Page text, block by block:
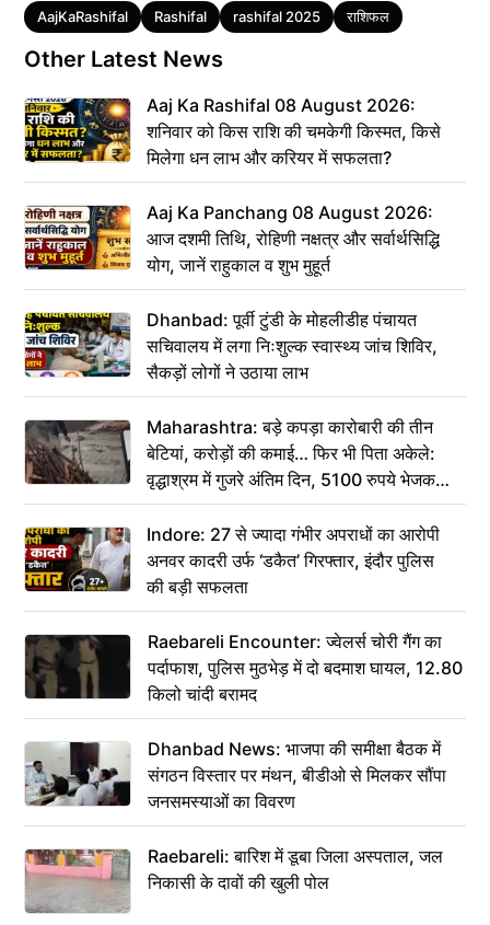
Tags
AajKaRashifal Rashifal rashifal 2025 राशिफल
Other Latest News
Aaj Ka Rashifal 08 August 2026:
शनिवार को किस राशि की चमकेगी किस्मत, किसे
मिलेगा धन लाभ और करियर में सफलता?
Aaj Ka Panchang 08 August 2026:
आज दशमी तिथि, रोहिणी नक्षत्र और सर्वार्थसिद्धि
योग, जानें राहुकाल व शुभ मुहूर्त
Dhanbad: पूर्वी टुंडी के मोहलीडीह पंचायत
सचिवालय में लगा निःशुल्क स्वास्थ्य जांच शिविर,
सैकड़ों लोगों ने उठाया लाभ
Maharashtra: बड़े कपड़ा कारोबारी की तीन
बेटियां, करोड़ों की कमाई… फिर भी पिता अकेले:
वृद्धाश्रम में गुजरे अंतिम दिन, 5100 रुपये भेजकर
कहा– अंतिम संस्कार कर दीजिए हम नहीं आ पाएंगे
Indore: 27 से ज्यादा गंभीर अपराधों का आरोपी
अनवर कादरी उर्फ ‘डकैत’ गिरफ्तार, इंदौर पुलिस
की बड़ी सफलता
Raebareli Encounter: ज्वेलर्स चोरी गैंग का
पर्दाफाश, पुलिस मुठभेड़ में दो बदमाश घायल, 12.80
किलो चांदी बरामद
Dhanbad News: भाजपा की समीक्षा बैठक में
संगठन विस्तार पर मंथन, बीडीओ से मिलकर सौंपा
जनसमस्याओं का विवरण
Raebareli: बारिश में डूबा जिला अस्पताल, जल
निकासी के दावों की खुली पोल